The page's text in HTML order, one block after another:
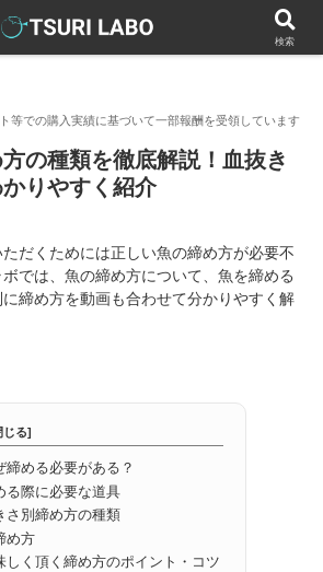
釣りお役立ち情報・コラム 魚の正しい締め
の種類を徹底解説！血抜き
りやすく紹介
だくためには正しい魚の締め方が必要不
では、魚の締め方について、魚を締める
締め方を動画も合わせて分かりやすく解
締める必要がある？
る際に必要な道具
さ別締め方の種類
め方
しく頂く締め方のポイント・コツ
検索